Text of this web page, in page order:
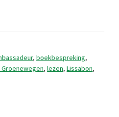
stukje
bij
, boekbespreking,
Groenewegen, lezen, Lissabon,